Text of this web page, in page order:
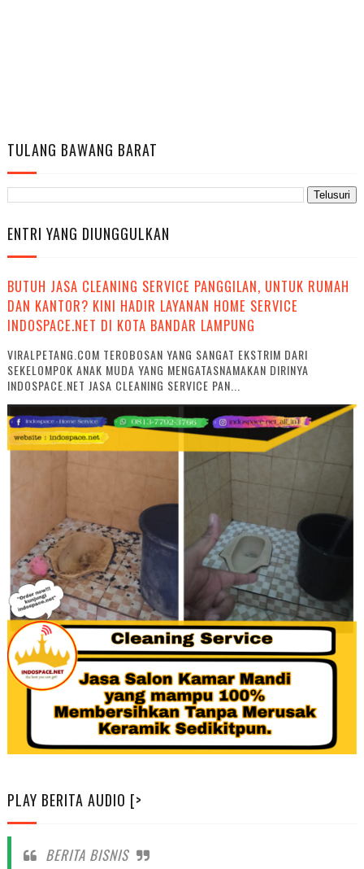
TULANG BAWANG BARAT
ENTRI YANG DIUNGGULKAN
BUTUH JASA CLEANING SERVICE PANGGILAN, UNTUK RUMAH
DAN KANTOR? KINI HADIR LAYANAN HOME SERVICE
INDOSPACE.NET DI KOTA BANDAR LAMPUNG
VIRALPETANG.COM TEROBOSAN YANG SANGAT EKSTRIM DARI
SEKELOMPOK ANAK MUDA YANG MENGATASNAMAKAN DIRINYA
INDOSPACE.NET JASA CLEANING SERVICE PAN...
PLAY BERITA AUDIO [>
BERITA BISNIS